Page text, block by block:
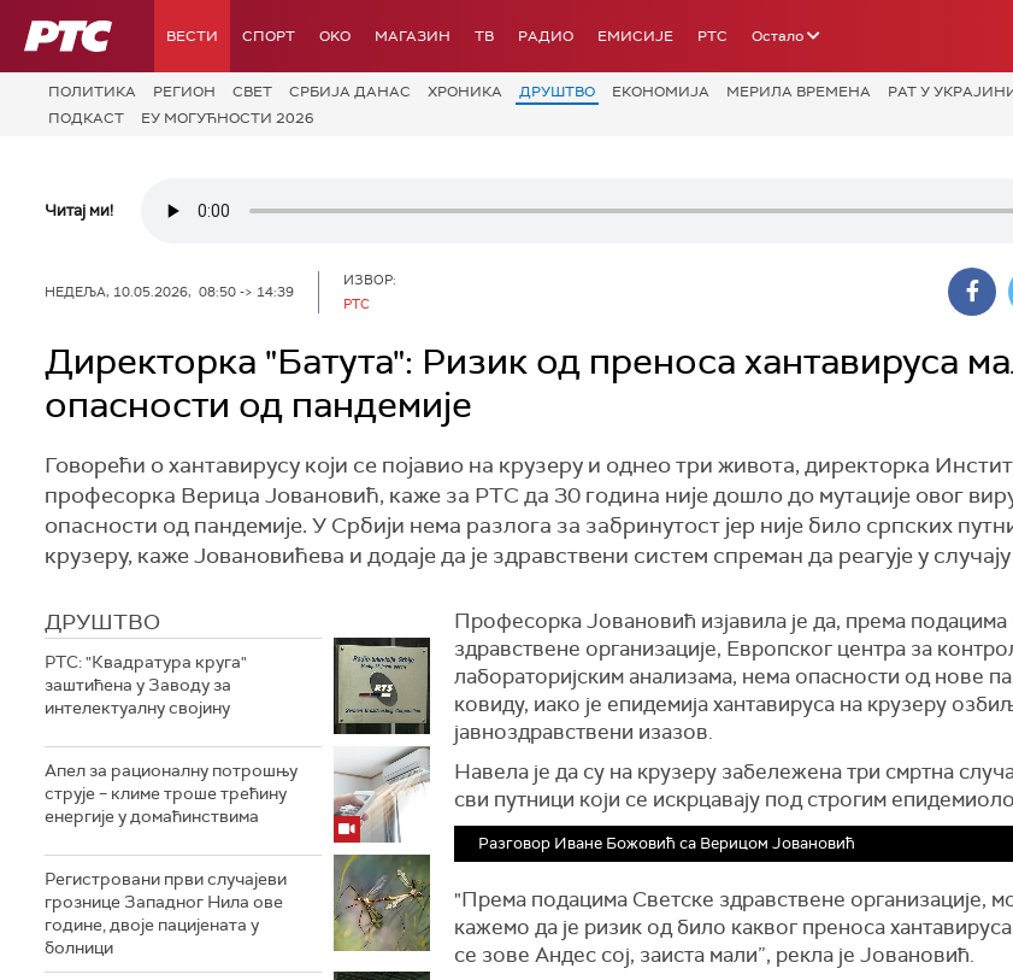
РТС ВЕСТИ СПОРТ OKO МАГАЗИН ТВ РАДИО ЕМИСИЈЕ РТС Остало
ПОЛИТИКА РЕГИОН СВЕТ СРБИЈА ДАНАС ХРОНИКА ДРУШТВО ЕКОНОМИЈА МЕРИЛА ВРЕМЕНА РАТ У
ПОДКАСТ
ЕУ МОГУЋНОСТИ 2026
Читај ми!
НЕДЕЉА, 10.05.2026, 08:50 -> 14:39
ИЗВОР:
РТС
Директорка "Батута": Ризик од преноса хантавируса
опасности од пандемије
Говорећи о хантавирусу који се појавио на крузеру и однео три живота, директорка
професорка Верица Јовановић, каже за РТС да 30 година није дошло до мутације овог
опасности од пандемије. У Србији нема разлога за забринутост јер није било српских
крузеру, каже Јовановићева и додаје да је здравствени систем спреман да реагује у
ДРУШТВО
РТС: "Квадратура круга"
заштићена у Заводу за
интелектуалну својину
Апел за рационалну потрошњу
струје – климе троше трећину
енергије у домаћинствима
Регистровани први случајеви
грознице Западног Нила ове
године, двоје пацијената у
болници
Професорка Јовановић изјавила је да, према подацима
здравствене организације, Европског центра за
лабораторијским анализама, нема опасности од нове
ковиду, иако је епидемија хантавируса на крузеру
јавноздравствени изазов.
Навела је да су на крузеру забележена три смртна
сви путници који се искрцавају под строгим
Разговор Иване Божовић са Верицом Јовановић
"Према подацима Светске здравствене организације,
кажемо да је ризик од било каквог преноса
се зове Андес сој, заиста мали”, рекла је Јовановић.